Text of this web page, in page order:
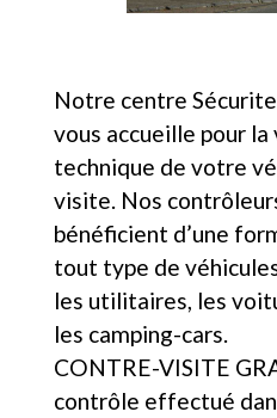
Notre centre
vous accueille pour
technique de votre
visite. Nos
bénéficient d’une
tout type de
les utilitaires, les
les camping-cars.
CONTRE-VISITE
contrôle effectué